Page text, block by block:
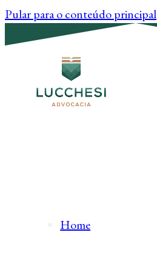
Pular para o conteúdo principal
Home